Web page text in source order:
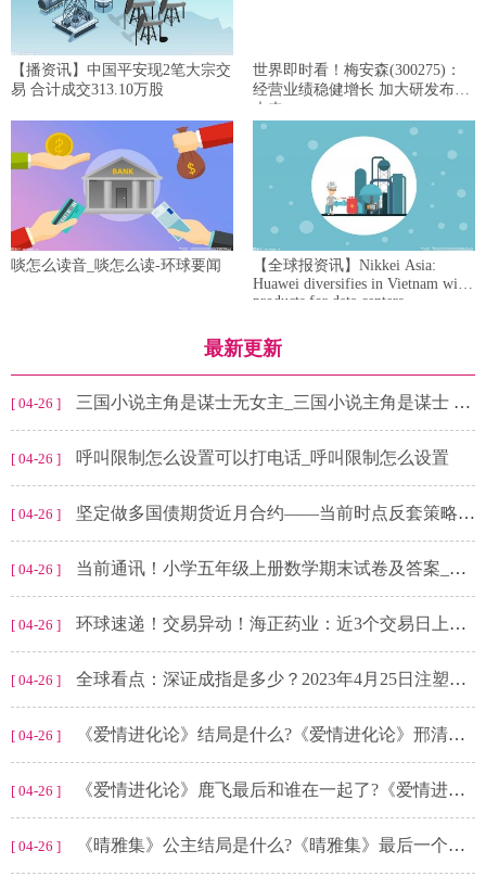
【播资讯】中国平安现2笔大宗交
易 合计成交313.10万股
世界即时看！梅安森(300275)：
经营业绩稳健增长 加大研发布局
未来
啖怎么读音_啖怎么读-环球要闻
【全球报资讯】Nikkei Asia:
Huawei diversifies in Vietnam with
products for data centers
最新更新
[ 04-26 ] 三国小说主角是谋士无女主_三国小说主角是谋士 观天下
[ 04-26 ] 呼叫限制怎么设置可以打电话_呼叫限制怎么设置
[ 04-26 ] 坚定做多国债期货近月合约——当前时点反套策略的赚钱效应 每日焦点
[ 04-26 ] 当前通讯！小学五年级上册数学期末试卷及答案_小学五年级上册数学期末试卷
[ 04-26 ] 环球速递！交易异动！海正药业：近3个交易日上涨19.87%，无未披露的重大信息
[ 04-26 ] 全球看点：深证成指是多少？2023年4月25日注塑制品概念走弱-0.451%
[ 04-26 ] 《爱情进化论》结局是什么?《爱情进化论》邢清清和谁在一起了?
[ 04-26 ] 《爱情进化论》鹿飞最后和谁在一起了?《爱情进化论》讲的是什么?
[ 04-26 ] 《晴雅集》公主结局是什么?《晴雅集》最后一个镜头阿泷什么意思?